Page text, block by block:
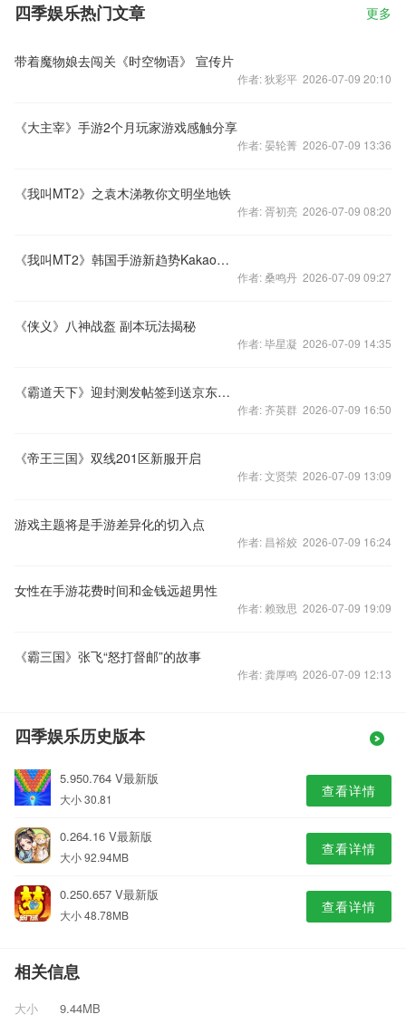
四季娱乐热门文章 更多
带着魔物娘去闯关《时空物语》 宣传片
作者: 狄彩平 2026-07-09 20:10
《大主宰》手游2个月玩家游戏感触分享
作者: 晏轮菁 2026-07-09 13:36
《我叫MT2》之袁木涕教你文明坐地铁
作者: 胥初亮 2026-07-09 08:20
《我叫MT2》韩国手游新趋势Kakao上最近什么游戏火
作者: 桑鸣丹 2026-07-09 09:27
《侠义》八神战盔 副本玩法揭秘
作者: 毕星凝 2026-07-09 14:35
《霸道天下》迎封测发帖签到送京东卡礼包
作者: 齐英群 2026-07-09 16:50
《帝王三国》双线201区新服开启
作者: 文贤荣 2026-07-09 13:09
游戏主题将是手游差异化的切入点
作者: 昌裕姣 2026-07-09 16:24
女性在手游花费时间和金钱远超男性
作者: 赖致思 2026-07-09 19:09
《霸三国》张飞“怒打督邮”的故事
作者: 龚厚鸣 2026-07-09 12:13
四季娱乐历史版本
5.950.764 V最新版
大小 30.81 查看详情
0.264.16 V最新版
大小 92.94MB 查看详情
0.250.657 V最新版
大小 48.78MB 查看详情
相关信息
大小
9.44MB